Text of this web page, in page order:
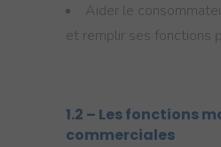
Aider le
et remplir ses fonctions
1.2 – Les fonctions
commerciales